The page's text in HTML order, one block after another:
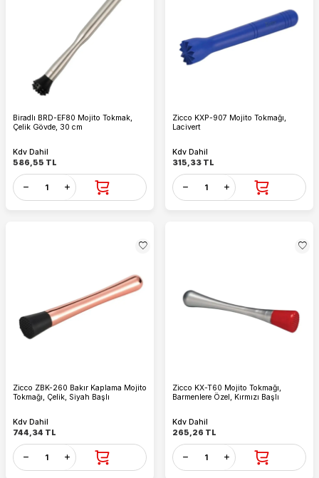
Biradlı BRD-EF80 Mojito Tokmak,
Çelik Gövde, 30 cm
Kdv Dahil
586,55 TL
Zicco KXP-907 Mojito Tokmağı,
Lacivert
Kdv Dahil
315,33 TL
Zicco ZBK-260 Bakır Kaplama Mojito
Tokmağı, Çelik, Siyah Başlı
Kdv Dahil
744,34 TL
Zicco KX-T60 Mojito Tokmağı,
Barmenlere Özel, Kırmızı Başlı
Kdv Dahil
265,26 TL